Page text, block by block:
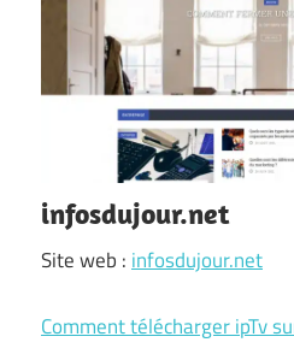
infosdujour.net
Site web : infosdujour.net
Comment télécharger ipTv